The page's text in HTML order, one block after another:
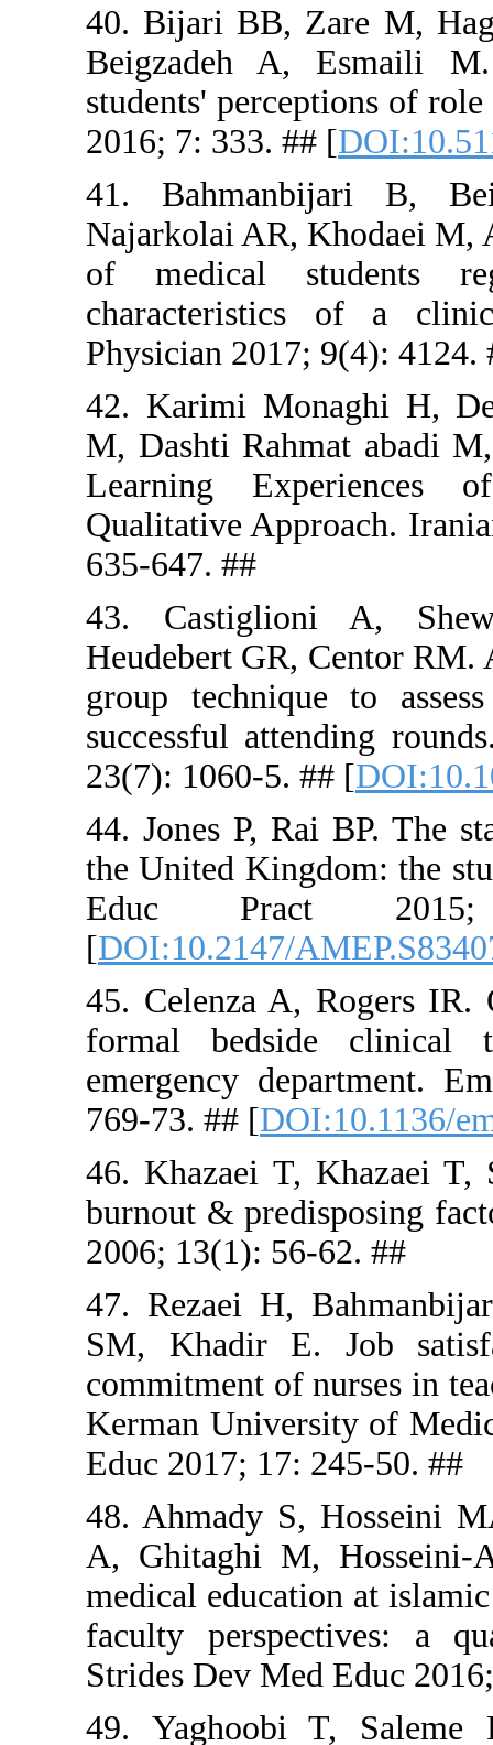
40. Bijari
students'
2016; 7:
41.
Najarkolai
of
Physician
42. Karimi
M, Dashti
Learning
Qualitative
43.
Heudebert
group
successful
23(7):
44. Jones
the United
Educ
[
45.
formal
769-73. ##
46.
burnout &
2006;
47.
SM,
Kerman
Educ
48.
A,
medical
faculty
Strides
49.